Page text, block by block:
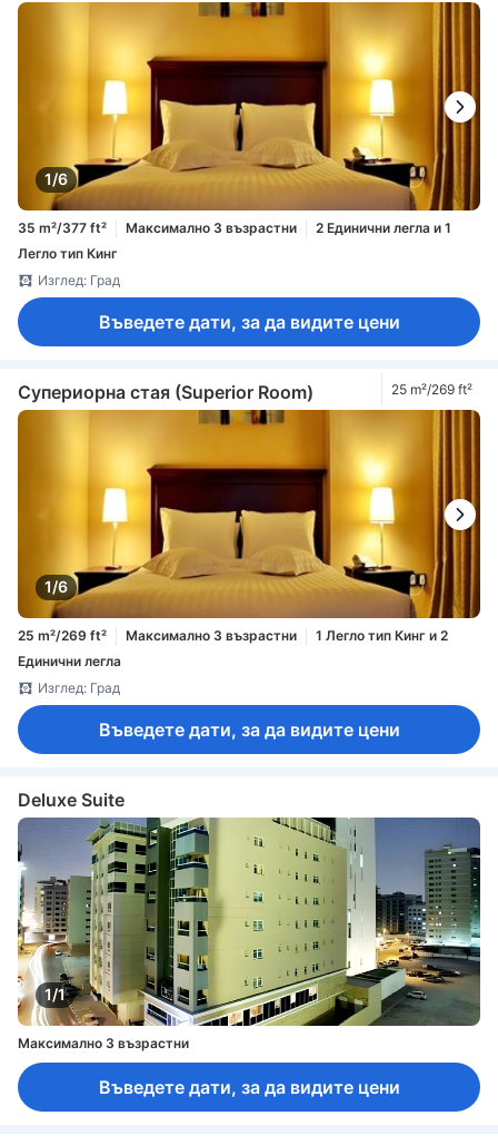
1/6
35 m²/377 ft² Максимално 3 възрастни
2 Единични легла и 1
Легло тип Кинг
Изглед: Град
Въведете дати, за да видите цени
Супериорна стая (Superior Room) 25 m²/269 ft²
1/6
25 m²/269 ft² Максимално 3 възрастни
1 Легло тип Кинг и 2
Единични легла
Изглед: Град
Въведете дати, за да видите цени
Deluxe Suite
1/1
Максимално 3 възрастни
Въведете дати, за да видите цени